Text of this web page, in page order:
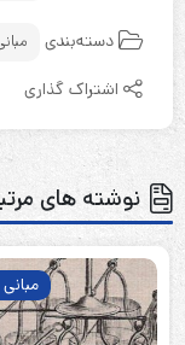
دسته‌بندی
اشتراک گذاری
نوشته های